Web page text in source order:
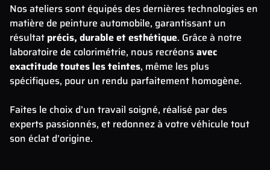
Nos ateliers sont équipés des dernières technologies en
matière de peinture automobile, garantissant un
résultat précis, durable et esthétique. Grâce à notre
laboratoire de colorimétrie, nous recréonsavec
exactitude toutes les teintes, même les plus
spécifiques, pour un rendu parfaitement homogène.
Faites le choix d’un travail soigné, réalisé par des
experts passionnés, et redonnez à votre véhicule tout
son éclat d’origine.